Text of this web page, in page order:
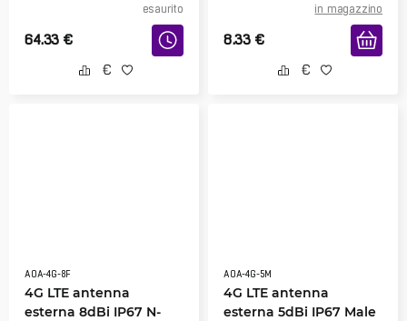
esaurito
64.33 €
in magazzino
8.33 €
AOA-4G-8F
4G LTE antenna
esterna 8dBi IP67 N-
AOA-4G-5M
4G LTE antenna
esterna 5dBi IP67 Male